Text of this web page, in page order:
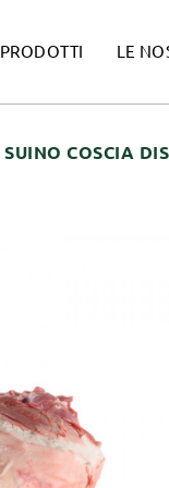
PRODOTTI LE
SUINO COSCIA